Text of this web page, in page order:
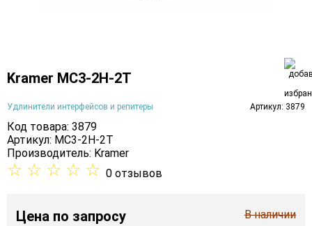
Kramer MC3-2H-2T
Удлинители интерфейсов и репитеры Артикул: 3879
Код товара: 3879
Артикул: MC3-2H-2T
Производитель: Kramer
☆ ☆ ☆ ☆ ☆ 0 отзывов
Цена по запросу В наличии